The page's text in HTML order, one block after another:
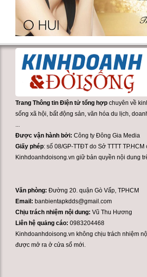
Trang Thông tin Điện tử tổng hợp chuyên về
sống xã hội, bất động sản, văn hóa du lịch,
Được vận hành bởi:Công ty Đông Gia Media
Giấy phép: số 08/GP-TTĐT do Sở TTTT
Kinhdoanhdoisong.vn giữ bản quyền nội dung
Văn phòng:Đường 20. quận Gò Vấp, TPHCM
Email: banbientapkdds@gmail.com
Chịu trách nhiệm nội dung: Vũ Thu Hương
Liên hệ quảng cáo:0983204468
Kinhdoanhdoisong.vn không chịu trách nhiệm
được mở ra ở cửa sổ mới.